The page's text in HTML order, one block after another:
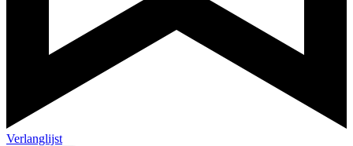
Verlanglijst